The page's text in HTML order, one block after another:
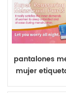
pantalones
mujer